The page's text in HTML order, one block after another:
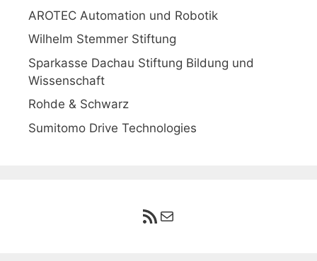
AROTEC Automation und Robotik
Wilhelm Stemmer Stiftung
Sparkasse Dachau Stiftung Bildung und
Wissenschaft
Rohde & Schwarz
Sumitomo Drive Technologies
RSS-Feed
E-Mail